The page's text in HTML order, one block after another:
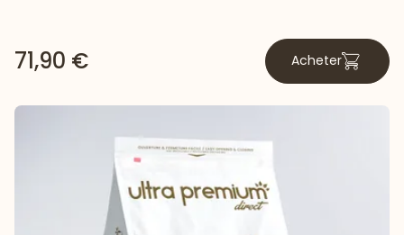
71,90 € Acheter